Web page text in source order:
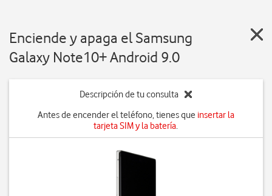
Enciende y apaga el Samsung
Galaxy Note10+ Android 9.0
Descripción de tu consulta
Antes de encender el teléfono, tienes que insertar la
tarjeta SIM y la batería.